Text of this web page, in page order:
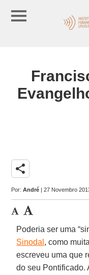
share
Por:André | 27 Novembro
Poderia ser uma
Sinodal , como
escreveu uma que
do seu Pontificado.